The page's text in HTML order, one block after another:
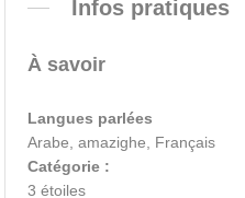
Infos pratiques
À savoir
Langues parlées
Arabe, amazighe, Français
Catégorie :
3 étoiles